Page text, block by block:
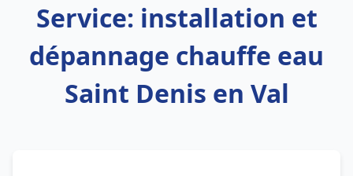
Service: installation et
dépannage chauffe eau
Saint Denis en Val